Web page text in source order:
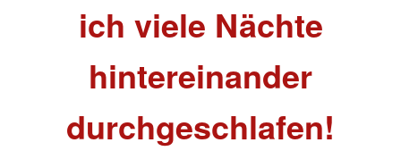
ich viele Nächte
hintereinander
durchgeschlafen!